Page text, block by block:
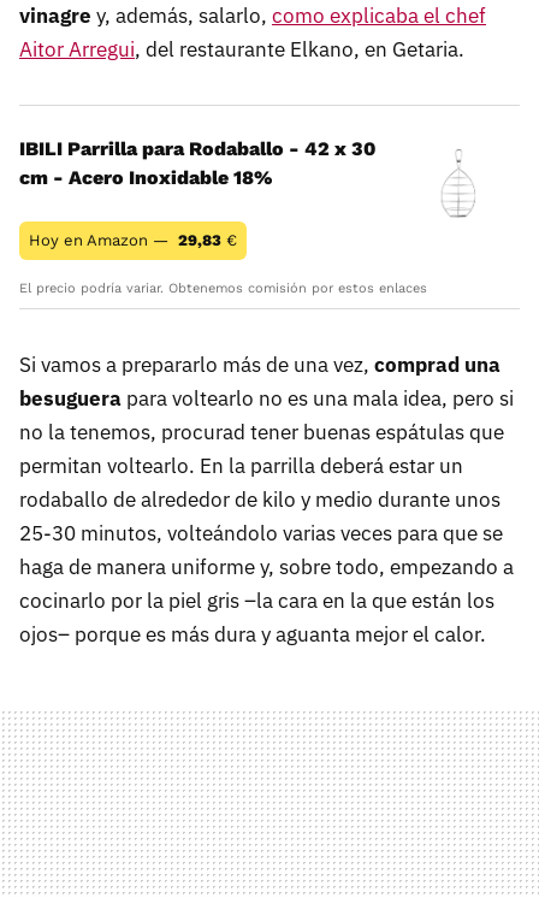
vinagre y, además, salarlo, como explicaba el chef
Aitor Arregui, del restaurante Elkano, en Getaria.
IBILI Parrilla para Rodaballo - 42 x 30
cm - Acero Inoxidable 18%
Hoy en Amazon — 29,83 €
El precio podría variar. Obtenemos comisión por estos enlaces
Si vamos a prepararlo más de una vez, comprad una
besuguera para voltearlo no es una mala idea, pero si
no la tenemos, procurad tener buenas espátulas que
permitan voltearlo. En la parrilla deberá estar un
rodaballo de alrededor de kilo y medio durante unos
25-30 minutos, volteándolo varias veces para que se
haga de manera uniforme y, sobre todo, empezando a
cocinarlo por la piel gris –la cara en la que están los
ojos– porque es más dura y aguanta mejor el calor.